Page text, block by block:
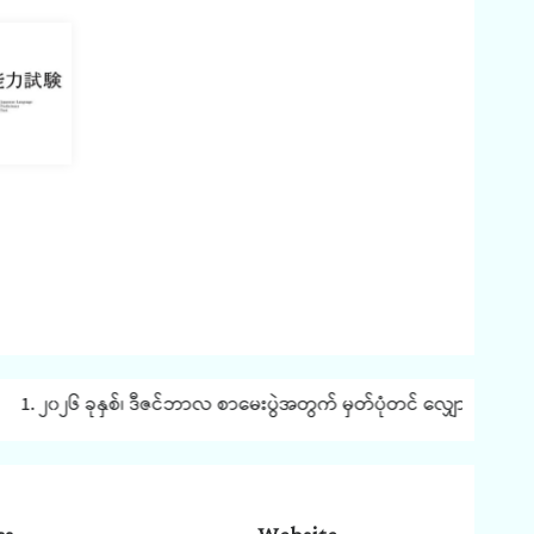
၂၆ ခုနှစ်၊ ဒီဇင်ဘာလ စာမေးပွဲအတွက် မှတ်ပုံတင် လျှောက်ထားခြင်း နှင့်